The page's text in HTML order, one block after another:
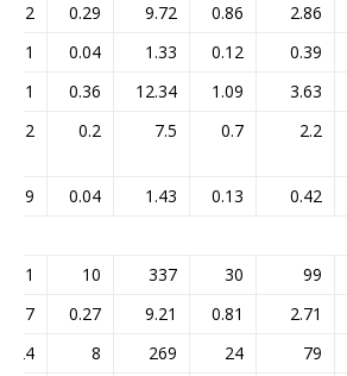
2.86
0.86
9.72
0.29
8.12
0.39
0.12
1.33
0.04
1.11
3.63
1.09
12.34
0.36
2.2
0.7
7.5
0.2
6.2
0.42
0.13
1.43
0.04
1.19
99
30
337
10
281
2.71
0.81
9.21
0.27
7.7
79
24
269
8
224